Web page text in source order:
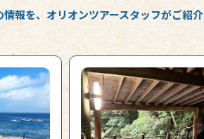
報を、 オリオンツアースタッフがご紹介